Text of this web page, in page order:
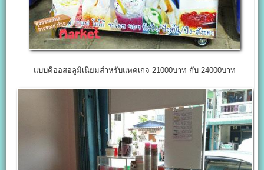
แบบคีออสอลูมิเนียมสำหรับแพคเกจ 21000บาท กับ 24000บาท